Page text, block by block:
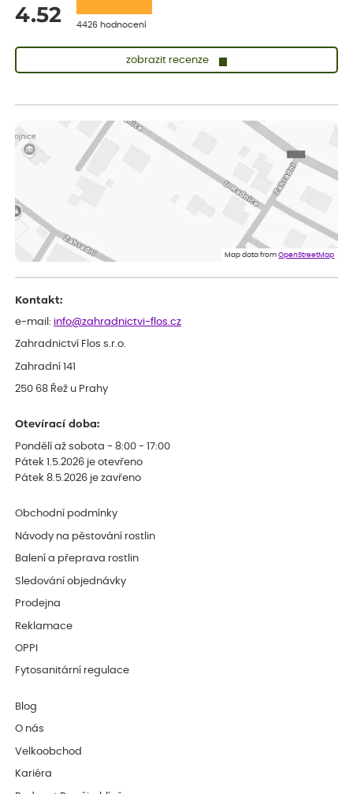
4.52 4426 hodnocení
zobrazit recenze
Vše přišlo velice rychle krásně zabalené. Rostlinky po přesazení
velice dobře prospívají
Jarda
Dobrý den, byli jsme spokojeni
Eshop, objednání bylo v pořádku, žádný problém. Jen jsem byla
smutná z dodávky jedné kytky, která nebyla v nejlepší kondici a i
Map data fromOpenStreetMap
Kontakt:
e-mail: info@zahradnictvi-flos.cz
Zahradnictví Flos s.r.o.
Zahradní 141
250 68 Řež u Prahy
Otevírací doba:
Pondělí až sobota - 8:00 - 17:00
Pátek 1.5.2026 je otevřeno
Pátek 8.5.2026 je zavřeno
Obchodní podmínky
Návody na pěstování rostlin
Balení a přeprava rostlin
Sledování objednávky
Prodejna
Reklamace
OPPI
Fytosanitární regulace
Blog
O nás
Velkoobchod
Kariéra